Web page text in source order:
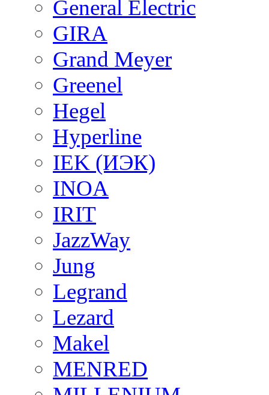
General Electric
GIRA
Grand Meyer
Greenel
Hegel
Hyperline
IEK (ИЭК)
INOA
IRIT
JazzWay
Jung
Legrand
Lezard
Makel
MENRED